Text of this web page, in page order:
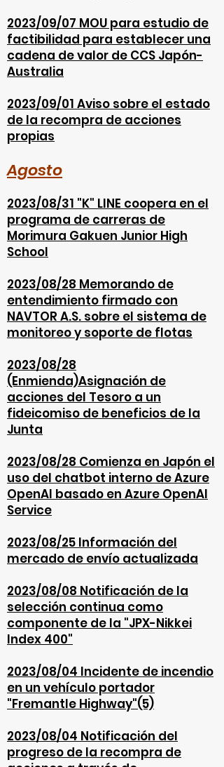
2023/09/07 MOU para estudio de
factibilidad para establecer una
cadena de valor de CCS Japón-
Australia
2023/09/01 Aviso sobre el estado
de la recompra de acciones
propias
Agosto
2023/08/31 "K" LINE coopera en el
programa de carreras de
Morimura Gakuen Junior High
School
2023/08/28 Memorando de
entendimiento firmado con
NAVTOR A.S. sobre el sistema de
monitoreo y soporte de flotas
2023/08/28
(Enmienda)Asignación de
acciones del Tesoro a un
fideicomiso de beneficios de la
Junta
2023/08/28 Comienza en Japón el
uso del chatbot interno de Azure
OpenAI basado en Azure OpenAI
Service
2023/08/25 Información del
mercado de envío actualizada
2023/08/08 Notificación de la
selección continua como
componente de la "JPX-Nikkei
Index 400"
2023/08/04 Incidente de incendio
en un vehículo portador
"Fremantle Highway"(5)
2023/08/04 Notificación del
progreso de la recompra de